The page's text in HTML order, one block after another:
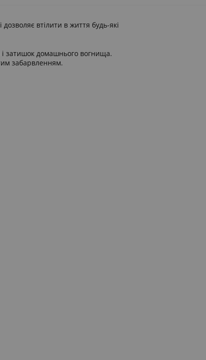
втілити в життя будь-які
і затишок домашнього вогнища.
забарвленням.